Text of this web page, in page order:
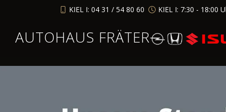
KIEL I: 04 31 / 54 80 60 KIEL I: 7:30 - 18:00
AUTOHAUS FRÄTER